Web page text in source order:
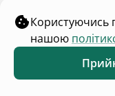
Користуючись
нашою